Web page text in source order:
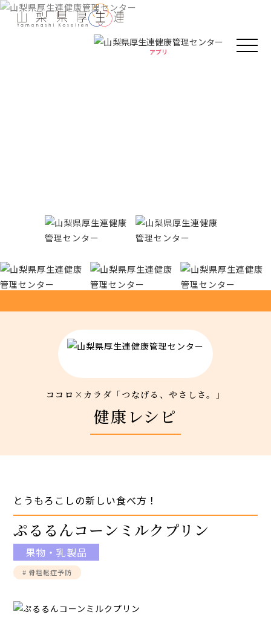
アプリ
アプリ
イベント
新型コロナウイルス対策
IIDA Well-being Park Project.
館内3Dマップ
ココロ×カラダ「つなげる、やさしさ。」
健康レシピ
とうもろこしの新しい食べ方！
ぷるるんコーンミルクプリン
果物・乳製品
# 骨粗鬆症予防